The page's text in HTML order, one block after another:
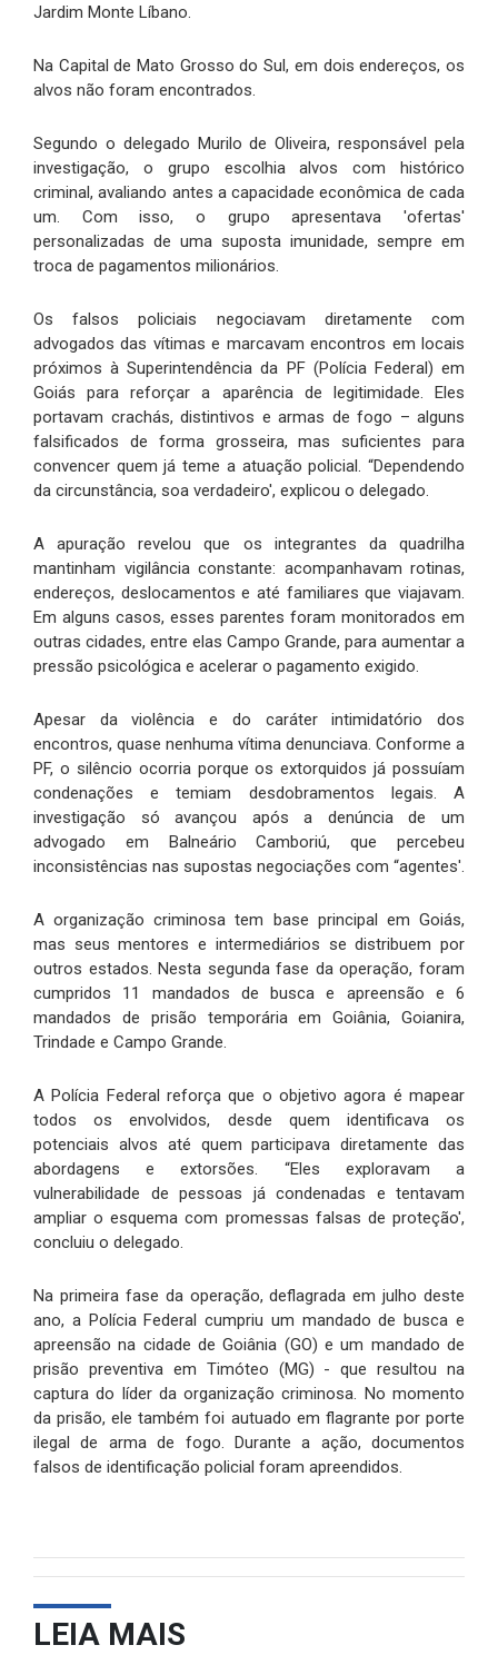
Jardim Monte Líbano.
Na Capital de Mato Grosso do Sul, em dois endereços, os
alvos não foram encontrados.
Segundo o delegado Murilo de Oliveira, responsável pela
investigação, o grupo escolhia alvos com histórico
criminal, avaliando antes a capacidade econômica de cada
um. Com isso, o grupo apresentava 'ofertas'
personalizadas de uma suposta imunidade, sempre em
troca de pagamentos milionários.
Os falsos policiais negociavam diretamente com
advogados das vítimas e marcavam encontros em locais
próximos à Superintendência da PF (Polícia Federal) em
Goiás para reforçar a aparência de legitimidade. Eles
portavam crachás, distintivos e armas de fogo – alguns
falsificados de forma grosseira, mas suficientes para
convencer quem já teme a atuação policial. “Dependendo
da circunstância, soa verdadeiro', explicou o delegado.
A apuração revelou que os integrantes da quadrilha
mantinham vigilância constante: acompanhavam rotinas,
endereços, deslocamentos e até familiares que viajavam.
Em alguns casos, esses parentes foram monitorados em
outras cidades, entre elas Campo Grande, para aumentar a
pressão psicológica e acelerar o pagamento exigido.
Apesar da violência e do caráter intimidatório dos
encontros, quase nenhuma vítima denunciava. Conforme a
PF, o silêncio ocorria porque os extorquidos já possuíam
condenações e temiam desdobramentos legais. A
investigação só avançou após a denúncia de um
advogado em Balneário Camboriú, que percebeu
inconsistências nas supostas negociações com “agentes'.
A organização criminosa tem base principal em Goiás,
mas seus mentores e intermediários se distribuem por
outros estados. Nesta segunda fase da operação, foram
cumpridos 11 mandados de busca e apreensão e 6
mandados de prisão temporária em Goiânia, Goianira,
Trindade e Campo Grande.
A Polícia Federal reforça que o objetivo agora é mapear
todos os envolvidos, desde quem identificava os
potenciais alvos até quem participava diretamente das
abordagens e extorsões. “Eles exploravam a
vulnerabilidade de pessoas já condenadas e tentavam
ampliar o esquema com promessas falsas de proteção',
concluiu o delegado.
Na primeira fase da operação, deflagrada em julho deste
ano, a Polícia Federal cumpriu um mandado de busca e
apreensão na cidade de Goiânia (GO) e um mandado de
prisão preventiva em Timóteo (MG) - que resultou na
captura do líder da organização criminosa. No momento
da prisão, ele também foi autuado em flagrante por porte
ilegal de arma de fogo. Durante a ação, documentos
falsos de identificação policial foram apreendidos.
LEIA MAIS